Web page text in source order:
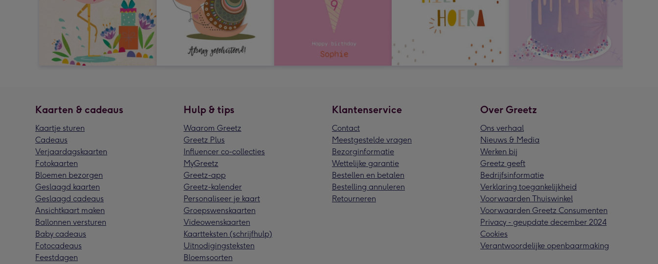
Kaarten & cadeaus
Kaartje sturen
Cadeaus
Verjaardagskaarten
Fotokaarten
Bloemen bezorgen
Geslaagd kaarten
Geslaagd cadeaus
Ansichtkaart maken
Ballonnen versturen
Baby cadeaus
Fotocadeaus
Feestdagen
Hulp & tips
Waarom Greetz
Greetz Plus
Influencer co-collecties
MyGreetz
Greetz-app
Greetz-kalender
Personaliseer je kaart
Groepswenskaarten
Videowenskaarten
Kaartteksten (schrijfhulp)
Uitnodigingsteksten
Bloemsoorten
Klantenservice
Contact
Meestgestelde vragen
Bezorginformatie
Wettelijke garantie
Bestellen en betalen
Bestelling annuleren
Retourneren
Over Greetz
Ons verhaal
Nieuws & Media
Werken bij
Greetz geeft
Bedrijfsinformatie
Verklaring toegankelijkheid
Voorwaarden Thuiswinkel
Voorwaarden Greetz Consumenten
Privacy - geupdate december 2024
Cookies
Verantwoordelijke openbaarmaking